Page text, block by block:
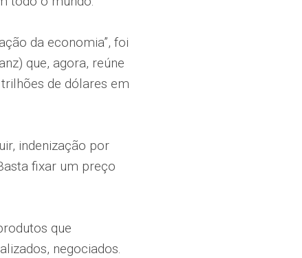
da economia”, foi
que, agora, reúne
de dólares em
indenização por
fixar um preço
que
negociados.